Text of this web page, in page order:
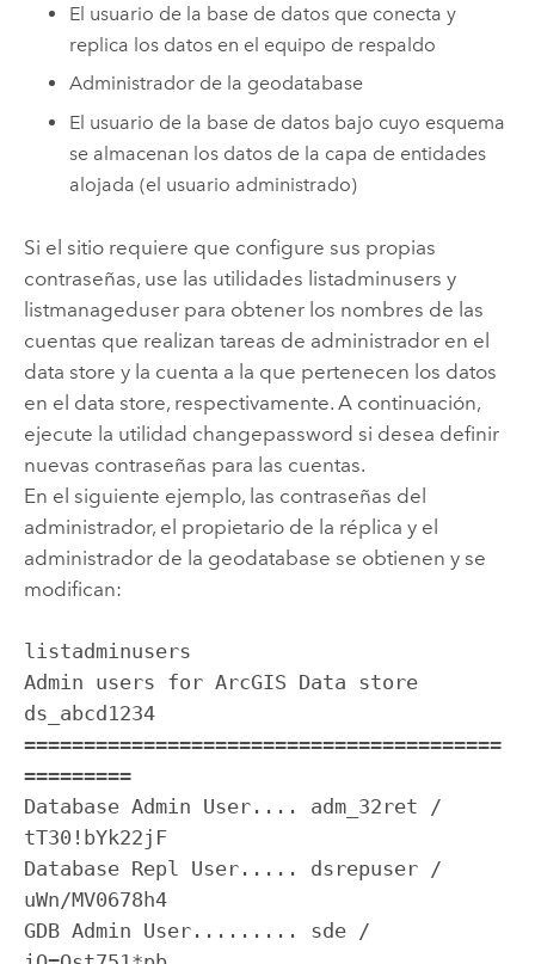
El usuario de la base de datos que conecta y
replica los datos en el equipo de respaldo
Administrador de la geodatabase
El usuario de la base de datos bajo cuyo esquema
se almacenan los datos de la capa de entidades
alojada (el usuario administrado)
Si el sitio requiere que configure sus propias
contraseñas, use las utilidades listadminusers y
listmanageduser para obtener los nombres de las
cuentas que realizan tareas de administrador en el
data store y la cuenta a la que pertenecen los datos
en el data store, respectivamente. A continuación,
ejecute la utilidad changepassword si desea definir
nuevas contraseñas para las cuentas.
En el siguiente ejemplo, las contraseñas del
administrador, el propietario de la réplica y el
administrador de la geodatabase se obtienen y se
modifican:
listadminusers
Admin users for ArcGIS Data store
ds_abcd1234
========================================
=========
Database Admin User.... adm_32ret /
tT30!bYk22jF
Database Repl User..... dsrepuser /
uWn/MV0678h4
GDB Admin User......... sde /